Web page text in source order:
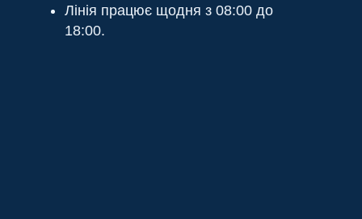
Лінія працює щодня з 08:00 до
18:00.